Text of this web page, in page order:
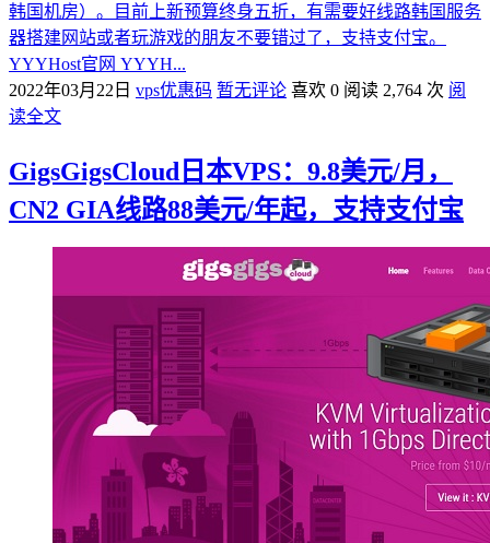
韩国机房）。目前上新预算终身五折，有需要好线路韩国服务
器搭建网站或者玩游戏的朋友不要错过了，支持支付宝。
YYYHost官网 YYYH...
2022年03月22日 vps优惠码 暂无评论 喜欢 0 阅读 2,764 次 阅
读全文
GigsGigsCloud日本VPS：9.8美元/月，
CN2 GIA线路88美元/年起，支持支付宝